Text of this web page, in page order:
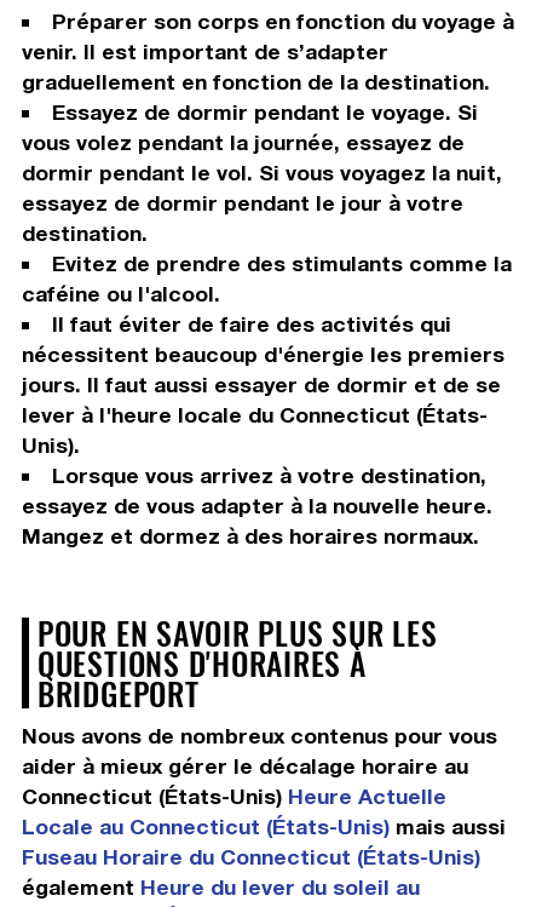
Préparer son corps en fonction du voyage à
venir. Il est important de s’adapter
graduellement en fonction de la destination.
Essayez de dormir pendant le voyage. Si
vous volez pendant la journée, essayez de
dormir pendant le vol. Si vous voyagez la nuit,
essayez de dormir pendant le jour à votre
destination.
Evitez de prendre des stimulants comme la
caféine ou l'alcool.
Il faut éviter de faire des activités qui
nécessitent beaucoup d'énergie les premiers
jours. Il faut aussi essayer de dormir et de se
lever à l'heure locale du Connecticut (États-
Unis).
Lorsque vous arrivez à votre destination,
essayez de vous adapter à la nouvelle heure.
Mangez et dormez à des horaires normaux.
POUR EN SAVOIR PLUS SUR LES
QUESTIONS D'HORAIRES À
BRIDGEPORT
Nous avons de nombreux contenus pour vous
aider à mieux gérer le décalage horaire au
Connecticut (États-Unis) Heure Actuelle
Locale au Connecticut (États-Unis)mais aussi
Fuseau Horaire du Connecticut (États-Unis)
également Heure du lever du soleil au